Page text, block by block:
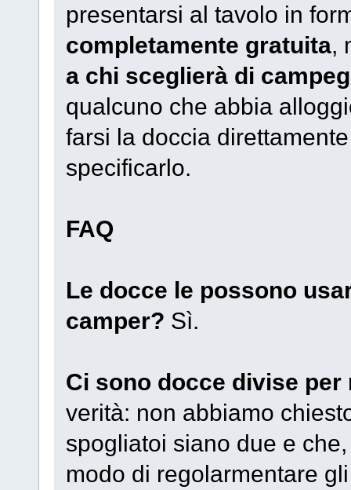
presentarsi al tavolo in
completamente gratuita,
a chi sceglierà di
qualcuno che abbia
farsi la doccia
specificarlo.
FAQ
Le docce le possono
camper? Sì.
Ci sono docce divise
verità: non abbiamo
spogliatoi siano due e
modo di regolarmentare